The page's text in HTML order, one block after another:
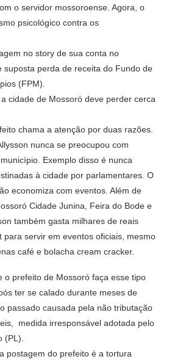
o servidor mossoroense. Agora, o
psicológico contra os
no story de sua conta no
suposta perda de receita do Fundo de
(FPM).
cidade de Mossoró deve perder cerca
chama a atenção por duas razões.
nunca se preocupou com
Exemplo disso é nunca
à cidade por parlamentares. O
economiza com eventos. Além de
Cidade Junina, Feira do Bode e
também gasta milhares de reais
para servir em eventos oficiais, mesmo
café e bolacha cream cracker.
o prefeito de Mossoró faça esse tipo
ter se calado durante meses de
passado causada pela não tributação
medida irresponsável adotada pelo
(PL).
postagem do prefeito é a tortura